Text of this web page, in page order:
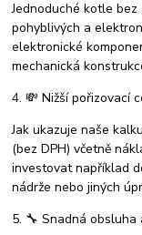
Jednoduché kotle
pohyblivých a
elektronické
mechanická
4. 💸 Nižší pořizovací
Jak ukazuje naše
(bez DPH) včetně
investovat například
nádrže nebo jiných
5. 🔧 Snadná obsluha